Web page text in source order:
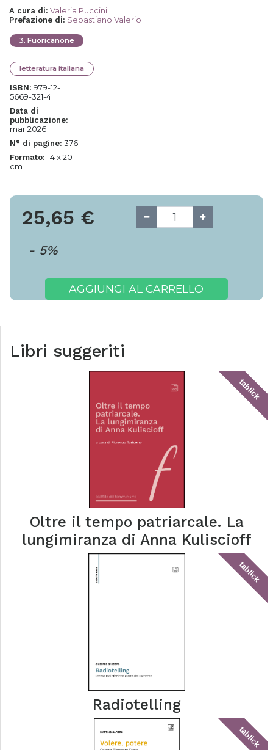
A cura di: Valeria Puccini
Prefazione di: Sebastiano Valerio
3. Fuoricanone
letteratura italiana
ISBN: 979-12-
5669-321-4
Data di
pubblicazione:
mar 2026
N° di pagine: 376
Formato: 14 x 20
cm
25,65 €
- 5%
AGGIUNGI AL CARRELLO
Libri suggeriti
tablick
Oltre il tempo patriarcale. La
lungimiranza di Anna Kuliscioff
tablick
Radiotelling
tablick